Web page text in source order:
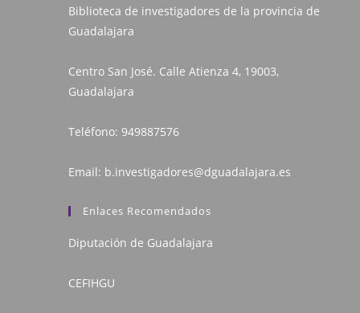
Biblioteca de investigadores de la provincia de
Guadalajara
Centro San José. Calle Atienza 4, 19003,
Guadalajara
Teléfono: 949887576
Email: b.investigadores@dguadalajara.es
Enlaces Recomendados
Diputación de Guadalajara
CEFIHGU